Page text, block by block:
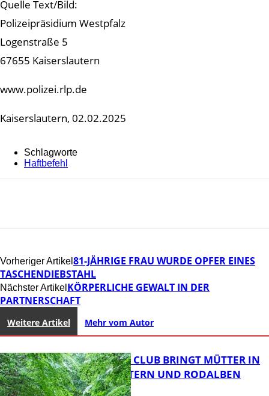
Quelle Text/Bild:
Polizeipräsidium Westpfalz
Logenstraße 5
67655 Kaiserslautern
www.polizei.rlp.de
Kaiserslautern, 02.02.2025
Schlagworte
Haftbefehl
Vorheriger Artikel 81-JÄHRIGE FRAU WURDE OPFER EINES
TASCHENDIEBSTAHL
Nächster Artikel KÖRPERLICHE GEWALT IN DER
PARTNERSCHAFT
Weitere Artikel Mehr vom Autor
NEUER MOM CLUB BRINGT MÜTTER IN
KAISERSLAUTERN UND RODALBEN
ZUSAMMEN